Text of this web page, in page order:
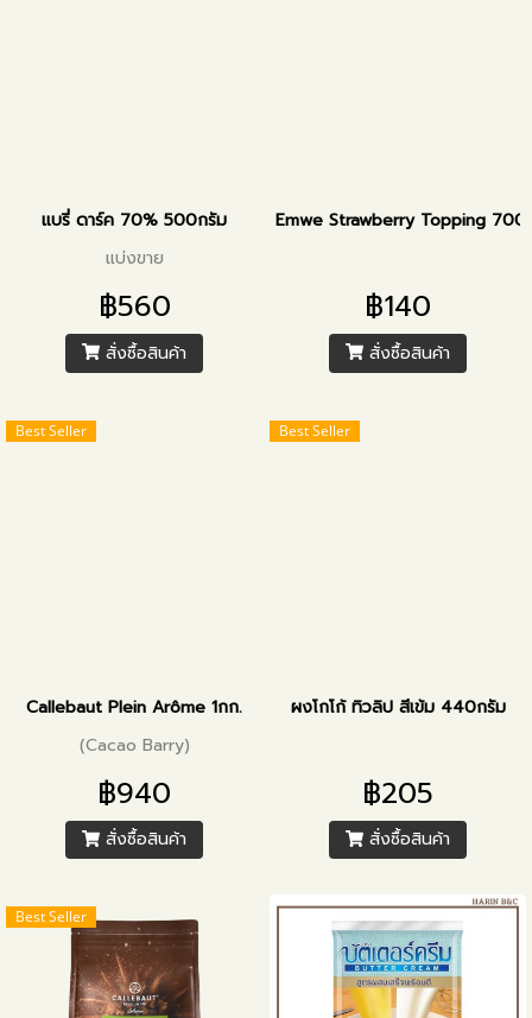
แบรี่ ดาร์ค 70% 500กรัม
แบ่งขาย
฿560
สั่งซื้อสินค้า
Emwe Strawberry Topping
฿140
สั่งซื้อสินค้า
Best Seller
Callebaut Plein Arôme 1กก.
(Cacao Barry)
฿940
สั่งซื้อสินค้า
Best Seller
ผงโกโก้ ทิวลิป สีเข้ม 440กรัม
฿205
สั่งซื้อสินค้า
Best Seller